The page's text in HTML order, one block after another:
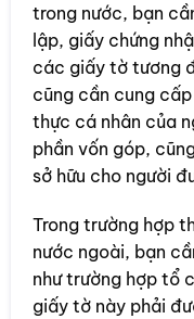
trong nước, bạn
lập, giấy chứng
các giấy tờ tương
cũng cần cung
thực cá nhân của
phần vốn góp,
sở hữu cho người
Trong trường hợp
nước ngoài, bạn
như trường hợp tổ
giấy tờ này phải